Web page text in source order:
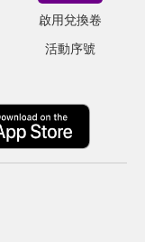
啟用兌換卷
活動序號